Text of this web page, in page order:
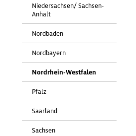
Niedersachsen/ Sachsen-
Anhalt
Nordbaden
Nordbayern
Nordrhein-Westfalen
Pfalz
Saarland
Sachsen